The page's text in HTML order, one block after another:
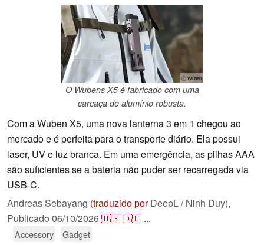
ⓘ Wuben
O Wubens X5 é fabricado com uma
carcaça de alumínio robusta.
Com a Wuben X5, uma nova lanterna 3 em 1 chegou ao
mercado e é perfeita para o transporte diário. Ela possui
laser, UV e luz branca. Em uma emergência, as pilhas AAA
são suficientes se a bateria não puder ser recarregada via
USB-C.
Andreas Sebayang (traduzido porDeepL / Ninh Duy),
Publicado 06/10/2026🇺🇸🇩🇪 ...
Accessory Gadget